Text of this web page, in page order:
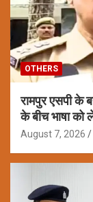
OTHERS
रामपुर एसपी के
के बीच भाषा
August 7, 2026